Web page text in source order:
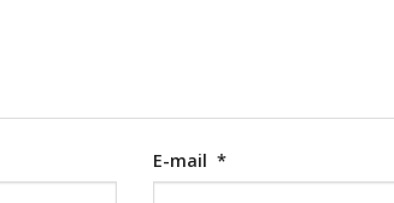
E-mail*